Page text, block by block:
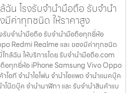
ฉัน โรงรับจำนำมือถือ รับจำนำ
ค่าทุกชนิด ให้ราคาสูง
รับจำนำมือถือ รับจำนำมือถือทุกยี่ห้อ
Redmi Realme และ ของมีค่าทุกชนิด
กล้ฉัน ให้บริการโดย รับจํานํามือถือ.com
อทุกยี่ห้อ iPhone Samsung Vivo Oppo
อที จำนำไอโฟน จำนำไอแพด จำนำแมคบุ๊ค
โน๊ตบุ๊ค จำนำนาฬิกา และ รับจำนำสินค้าแบ